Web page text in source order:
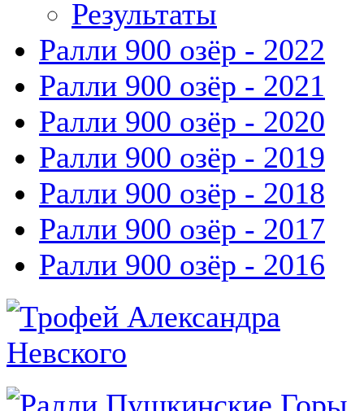
Результаты
Ралли 900 озёр - 2022
Ралли 900 озёр - 2021
Ралли 900 озёр - 2020
Ралли 900 озёр - 2019
Ралли 900 озёр - 2018
Ралли 900 озёр - 2017
Ралли 900 озёр - 2016